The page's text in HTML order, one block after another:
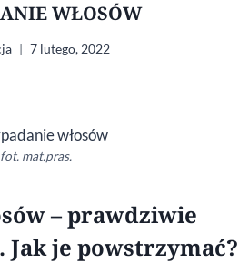
WŁOSÓW
7 lutego, 2022
fot. mat.pras.
– prawdziwie
je powstrzymać?